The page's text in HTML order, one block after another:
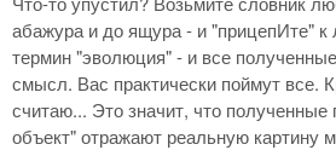
абажура и до ящура - и "прицепИте"
термин "эволюция" - и все
смысл. Вас практически поймут все.
считаю... Это значит, что
объект" отражают реальную картину